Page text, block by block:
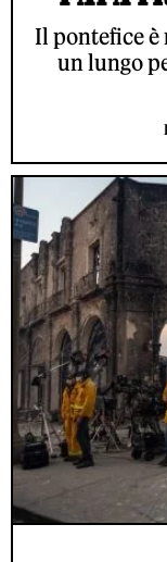
Il pontefice è
un lungo